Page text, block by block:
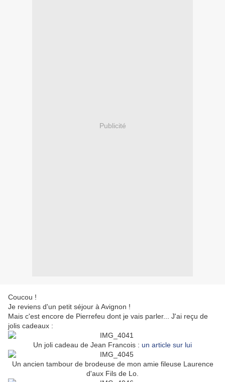
Publicité
Coucou !
Je reviens d'un petit séjour à Avignon !
Mais c'est encore de Pierrefeu dont je vais parler... J'ai reçu de
jolis cadeaux :
Un joli cadeau de Jean Francois : un article sur lui
Un ancien tambour de brodeuse de mon amie fileuse Laurence
d'aux Fils de Lo.